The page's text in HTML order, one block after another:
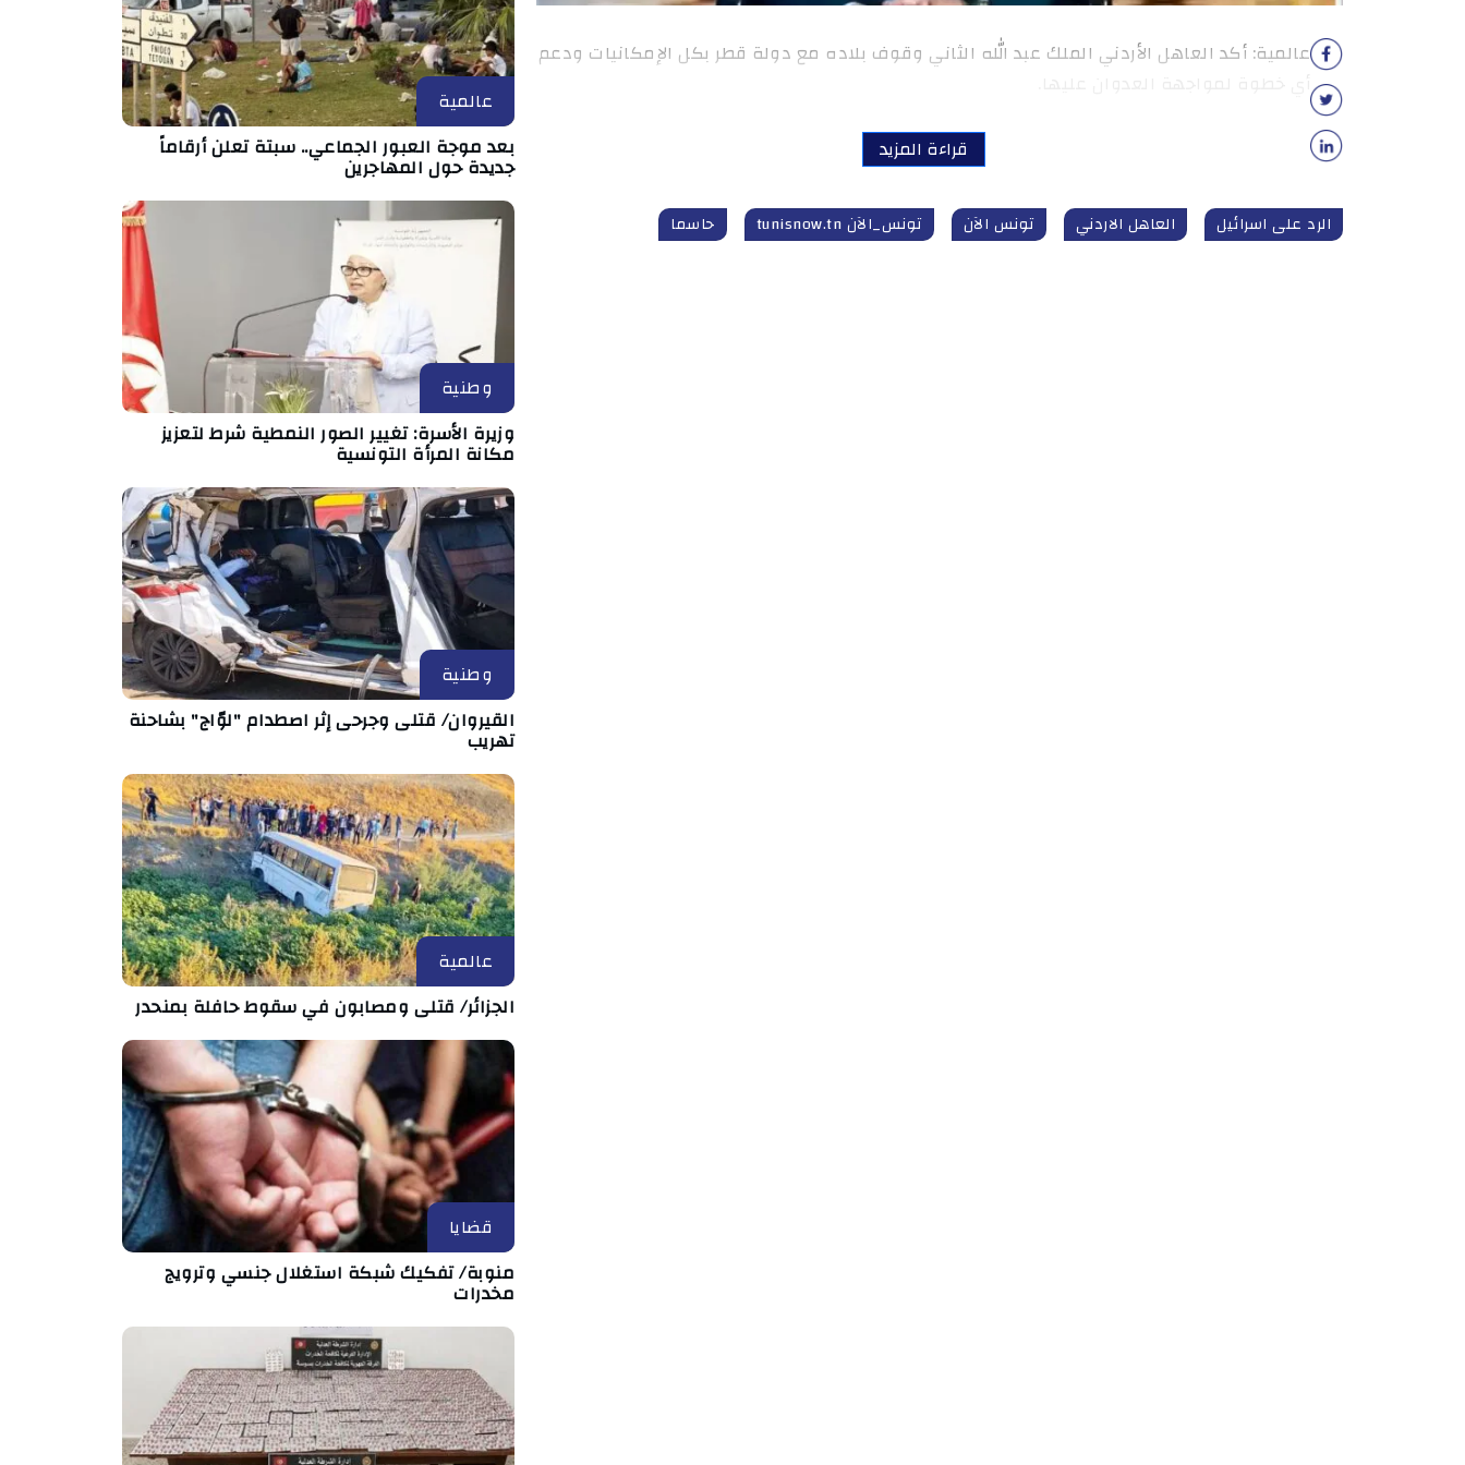
عالمية: أكد العاهل الأردني الملك عبد الله الثاني وقوف بلاده مع دولة قطر بكل الإمكانيات ودعم
قراءة المزيد
الرد على اسرائيل العاهل الاردني تونس الآن تونس_الآن tunisnow.tn حاسما
عالمية
بعد موجة العبور الجماعي.. سبتة تعلن أرقاماً
جديدة حول المهاجرين
وطنية
وزيرة الأسرة: تغيير الصور النمطية شرط لتعزيز
مكانة المرأة التونسية
وطنية
القيروان/ قتلى وجرحى إثر اصطدام "لوّاج" بشاحنة
تهريب
عالمية
الجزائر/ قتلى ومصابون في سقوط حافلة بمنحدر
قضايا
منوبة/ تفكيك شبكة استغلال جنسي وترويج
مخدرات